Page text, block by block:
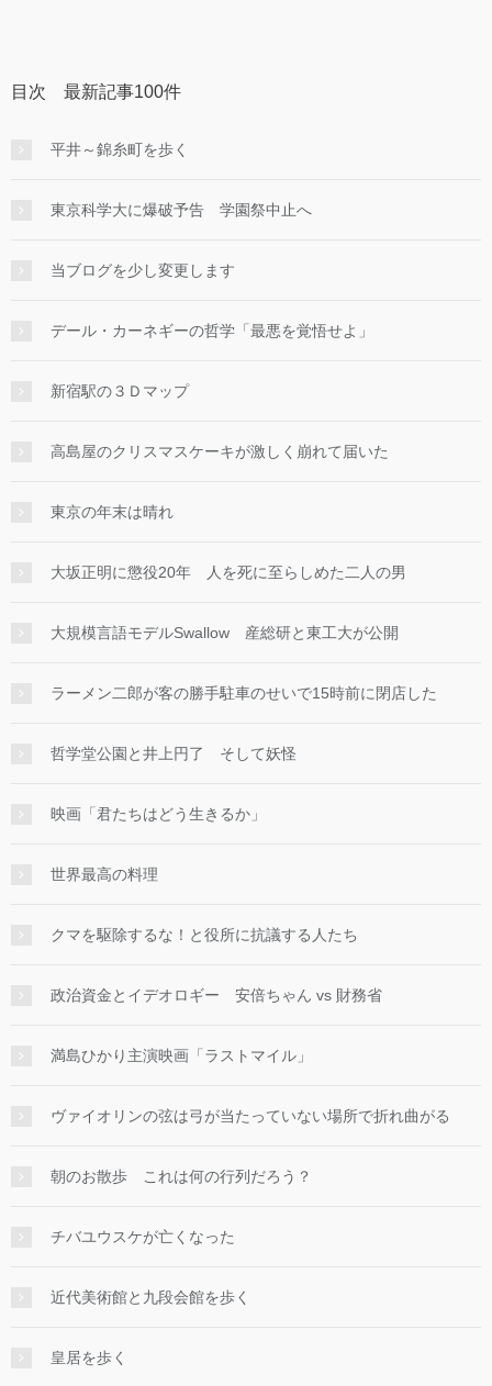
目次 最新記事100件
平井～錦糸町を歩く
東京科学大に爆破予告 学園祭中止へ
当ブログを少し変更します
デール・カーネギーの哲学「最悪を覚悟せよ」
新宿駅の３Ｄマップ
高島屋のクリスマスケーキが激しく崩れて届いた
東京の年末は晴れ
大坂正明に懲役20年 人を死に至らしめた二人の男
大規模言語モデルSwallow 産総研と東工大が公開
ラーメン二郎が客の勝手駐車のせいで15時前に閉店した
哲学堂公園と井上円了 そして妖怪
映画「君たちはどう生きるか」
世界最高の料理
クマを駆除するな！と役所に抗議する人たち
政治資金とイデオロギー 安倍ちゃん vs 財務省
満島ひかり主演映画「ラストマイル」
ヴァイオリンの弦は弓が当たっていない場所で折れ曲がる
朝のお散歩 これは何の行列だろう？
チバユウスケが亡くなった
近代美術館と九段会館を歩く
皇居を歩く